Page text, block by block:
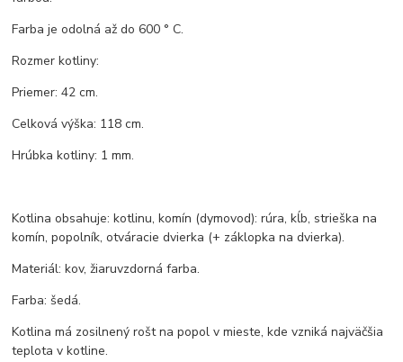
Farba je odolná až do 600 ° C.
Rozmer kotliny:
Priemer: 42 cm.
Celková výška: 118 cm.
Hrúbka kotliny: 1 mm.
Kotlina obsahuje: kotlinu, komín (dymovod): rúra, kĺb, strieška na
komín, popolník, otváracie dvierka (+ záklopka na dvierka).
Materiál: kov, žiaruvzdorná farba.
Farba: šedá.
Kotlina má zosilnený rošt na popol v mieste, kde vzniká najväčšia
teplota v kotline.